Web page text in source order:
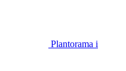
Plantorama i